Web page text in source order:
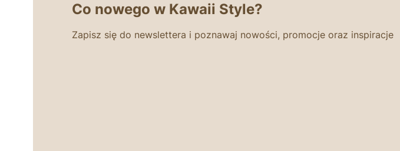
Co nowego w Kawaii Style?
Zapisz się do newslettera i poznawaj nowości, promocje oraz inspiracje